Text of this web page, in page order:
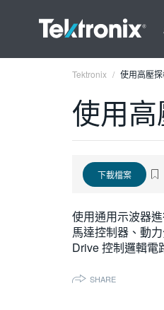
Tektronix 使用高壓
使用
下載檔案
使用通用示波器
馬達控制器、動
Drive 控制邏輯電
SHARE